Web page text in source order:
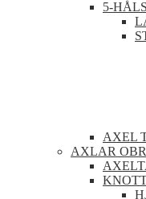
5-HÅLS
AXEL
AXLAR